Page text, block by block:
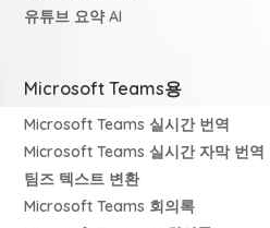
유튜브 요약 AI
Microsoft Teams용
Microsoft Teams 실시간 번역
Microsoft Teams 실시간 자막 번역
팀즈 텍스트 변환
Microsoft Teams 회의록